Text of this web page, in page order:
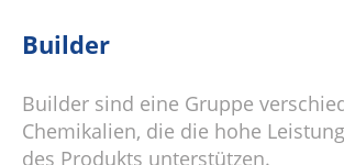
Builder
Builder sind eine Gruppe
Chemikalien, die die hohe
des Produkts unterstützen.